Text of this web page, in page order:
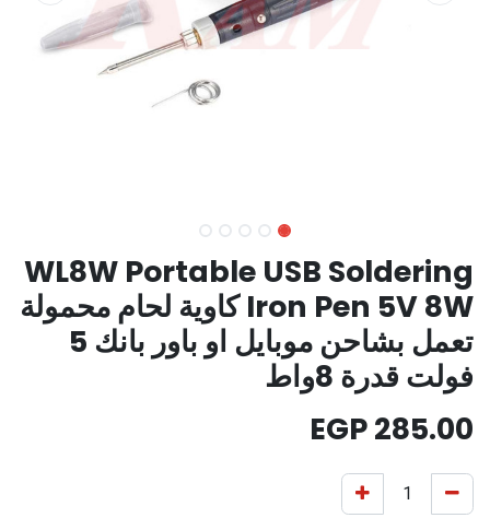
WL8W Portable USB Soldering
Iron Pen 5V 8W كاوية لحام محمولة
تعمل بشاحن موبايل او باور بانك 5
فولت قدرة 8واط
285.00